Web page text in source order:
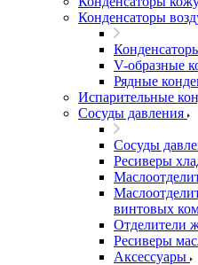
Конденсаторы
V-образные
Рядные
Испарительные
Сосуды давления
Сосуды
Ресиверы
винтовых
Отделители
Ресиверы
Аксессуары